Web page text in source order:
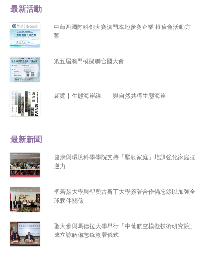
最新新聞
健康與環境科學學院支持「堅韌家庭」培訓強化家庭抗
逆力
聖若瑟大學與聖奧古斯丁大學簽署合作備忘錄以加強全
球夥伴關係
聖大參與馬德拉大學舉行「中葡航空模擬技術研究院」
成立諒解備忘錄簽署儀式
最新活動
中葡西國際科創大賽澳門本地參賽企業 推廣會活動方
案
第五屆澳門模擬聯合國大會
展覽 | 生態海岸線 ── 與自然共構生態海岸